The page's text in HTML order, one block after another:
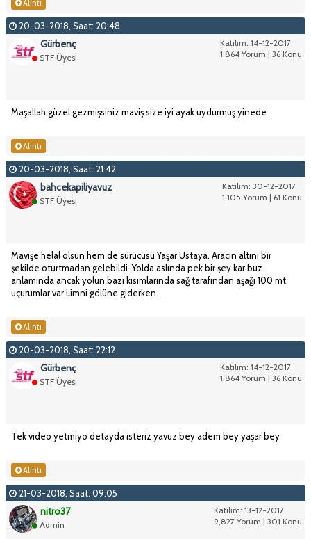
Alıntı
20-03-2018, Saat: 20:48
Katılım: 14-12-2017
1,864 Yorum | 36 Konu
Gürbenç
STF Üyesi
Maşallah güzel gezmişsiniz maviş size iyi ayak uydurmuş yinede
Alıntı
20-03-2018, Saat: 21:42
Katılım: 30-12-2017
1,105 Yorum | 61 Konu
bahcekapiliyavuz
STF Üyesi
Mavişe helal olsun hem de sürücüsü Yaşar Ustaya. Aracın altını bir
şekilde oturtmadan gelebildi. Yolda aslında pek bir şey kar buz
anlamında ancak yolun bazı kısımlarında sağ tarafından aşağı 100 mt.
uçurumlar var Limni gölüne giderken.
Alıntı
20-03-2018, Saat: 22:12
Katılım: 14-12-2017
1,864 Yorum | 36 Konu
Gürbenç
STF Üyesi
Tek video yetmiyo detayda isteriz yavuz bey adem bey yaşar bey
Alıntı
21-03-2018, Saat: 09:05
Katılım: 13-12-2017
9,827 Yorum | 301 Konu
nitro37
Admin